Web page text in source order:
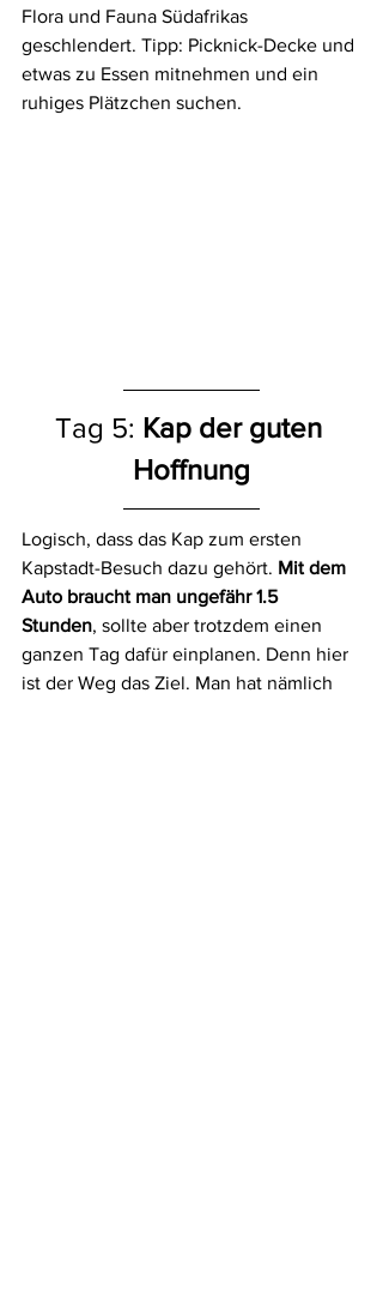
Flora und Fauna Südafrikas
geschlendert. Tipp: Picknick-Decke und
etwas zu Essen mitnehmen und ein
ruhiges Plätzchen suchen.
Tag 5: Kap der guten
Hoffnung
Logisch, dass das Kap zum ersten
Kapstadt-Besuch dazu gehört. Mit dem
Auto braucht man ungefähr 1.5
Stunden, sollte aber trotzdem einen
ganzen Tag dafür einplanen. Denn hier
ist der Weg das Ziel. Man hat nämlich